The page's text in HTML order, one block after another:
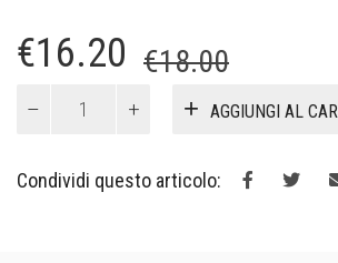
€18.00Il
prezzo
era:
€16.20
Il
prezzo
attuale
è:
Αμερική;
quantità
AGGIUNGI AL
Condividi questo articolo: